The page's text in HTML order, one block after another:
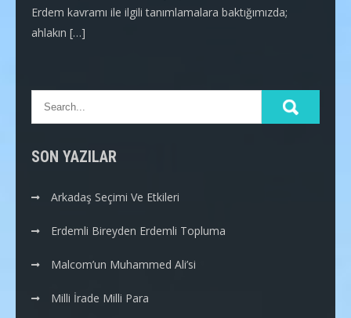
Erdem kavramı ile ilgili tanımlamalara baktığımızda;
ahlakın […]
SON YAZILAR
Arkadaş Seçimi Ve Etkileri
Erdemli Bireyden Erdemli Topluma
Malcom’un Muhammed Ali’si
Milli İrade Milli Para